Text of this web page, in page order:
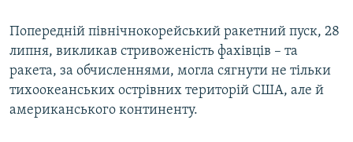
Попередній північнокорейський ракетний пуск, 28
липня, викликав стривоженість фахівців – та
ракета, за обчисленнями, могла сягнути не тільки
тихоокеанських острівних територій США, але й
американського континенту.